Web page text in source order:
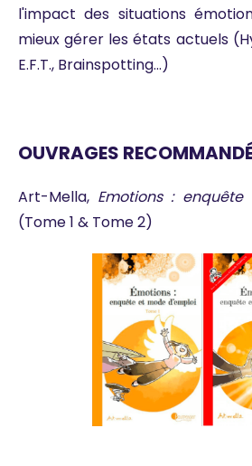
l'impact des situations
mieux gérer les états actuels
E.F.T., Brainspotting...)
OUVRAGES
Art-Mella, Emotions :
(Tome 1 & Tome 2)